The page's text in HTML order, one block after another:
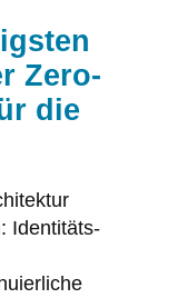
Zero-
die
Identitäts-